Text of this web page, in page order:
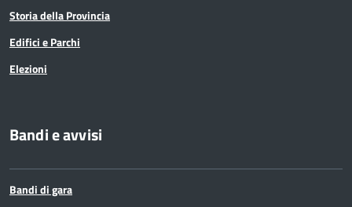
Storia della Provincia
Edifici e Parchi
Elezioni
Bandi e avvisi
Bandi di gara